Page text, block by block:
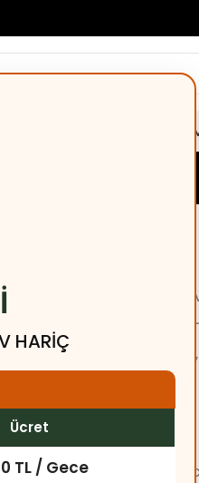
HARIÇ
Ücret
TL / Gece
sosyal ve özel
yeni aileleriyle
ve sevimli yüz
karakterleri ve dikkat